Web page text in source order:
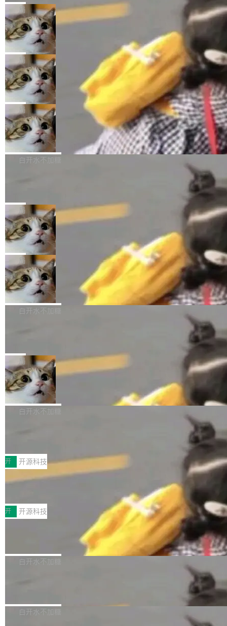
“启蒙老师”。 而今年，恰好是雷霄骅离世十周
年。FFmpeg 社区最终选择用一个大版本的名
字，留下了这份纪念。 雷霄骅曾是中国传媒大学
数字电视技术方向的博士生，长期从事视频、音
频技...
编写程序，目标是完成电商平台作者信息与商品
列表的数据匹配 —— 一项常规的数据处理任
务，最终却产生了 180 万美元的账单，实际支出
超出原定预算 860%。 更令人意外的是，该项目
最终并未成功落地，而高额算力消耗持续运行长
达 5 个月，公司直到财务对账时才察觉异常。这
意味着一个无人看管的 AI 程序，在近半年时间
里日夜不停地"烧钱"。 复盘显示，...
e CEO Clément Delangue 在 CNBC 的采访里
没有拐弯抹角。他说中国正在赢得 AI 竞赛，而
且按目前的速度，中国 AI 工具预计在今年底或
2027 年就能追上美国前沿实验室的水平。 Dela
ngue 把原因归结为一件事：开放协作。中国的
AI 开发者在一个共享和协作的生态里加速迭代，
而美国模型厂商在"闭门造车"。他的原话是 "buil
ding in silos"——各自为战，互不通气。 这个判
断从他嘴里说出来分量不同。Hugging Face 是
全球最大的开源 AI 平台，上面跑着上百万个模
型。谁在开源赛道上领先，...
局
当 AI agent 把源码变成了最好的扩展系
统，开发者工具必须开源
五年前，David Crawshaw 问过很多软件工程师
一个问题：你写过什么给自己用的程序？答案几
乎都是没有。工程师们整天用别人写的程序写程
序给别人用。偶尔有人自己写个博客系统、智能
家居控制、家庭实验室，都算稀奇事。 Crawsh
aw 是 Shelley 的作者，一个开源 AI coding age
nt。他最近在博客上写了一篇文章，核心论点很
简单：开发者工具必须开源。 理由不是传统的自
由软件情怀，而是一个跟 AI agent 直接相关的
技术判断。 两行 prompt 就能个性化任何软件 C
局
DeepSeek Harness 宣布内测邀请，全
网最大规模开源 Agent 路演现场诞生
一条内测招募帖，发出去的时候大概没人想到它
会变成一场开源 Agent 生态的路演。 8月1日，
DeepSeek Harness 团队负责人崔添翼（tiany
i）在 X 上发帖： 「如果你是 Agent Harness 相
关开源项目的开发者，希望参加 DeepSeek Har
ness 的内测，可以回复或私信联系我。请附上
Harness 负责把能力落到真实环境中——调用工
具、读写文件、管理上下文、处理错误、完成闭
环。崔添翼招人的标...
局
商汤 SenseNova U1.5-Lite-Preview
开源
商汤科技宣布面向社区开源轻量级统一多模态模
型的预览版本 SenseNova U1.5-Lite-Preview。
理解、推理、生成与编辑，还仅以 8B-MoT 的轻
量大小，将能力推进到4K、更精细的真实质感、
更复杂的视觉控制和可持续迭代编辑。 相比 U
1，U1.5-Lite-Preview 在以下方向上带来了显著
提升： 原生支持4K图像生成； 更精细的局部纹
理、细节与真实世界质感； 更准确的中英文文字
生成与复杂版式组织； 更稳定的图...
白开水不加糖
nap。这次是 hwctl——一个用来检查 Ubuntu
硬件认证状态的命令行工具。 Canonical 工程师
Alan Griffiths 在邮件列表中说得很直白：「hwc
tl 是一个 Ubuntu 专有的包，它和它的依赖项都
是 Ubuntu 专有的，不会用在其他发行版上。」
所以 deb 版本的受众实际上为零。既然只有 Ub
untu 用户在用，那用 snap 打包就没什么可纠结
的。 从 deb 到 snap 的迁移路径 hwctl 是 rust-
hwlib 硬件 API 库的一部分，命令行工具负责查
局
Dario Amodei 担心新人来 Anthropic
只为金钱，不为使命
顶级 AI 研究员在两家公司之间来回跳，中间只
隔了几天。 Lilian Weng 上周刚宣布因健康原因
离开 Thinking Machines Lab，说自己作为联合
创始人的角色「太累了」。几天后，The Inform
ation 就曝出她将重回 OpenAI，负责递归自我
改进方向的研究。她是 Thinking Machines 过
一在人才争夺战中失血的公司。六月，Google
连失两员大将：Noam Shazeer 去了 Op...
局
FFmpeg 9.0 发布
FFmpeg 9.0 现已发布，包含多项改进。官方更
新日志列出的 9.0 版本主要更新内容如下： 扩
er HE-AAC 960 解码 (DAB+) transpose_cuda
filter 添加 AMF Frame Rate Converter (vf_frc
_amf) filter SMPTE 2094-50 元数据支持和直
通 ProRes RAW VideoToolbox 硬件加速器 AP
V ...
白开水不加糖
Code 在 X 上发帖：「DeepSeek Flash did 8T
tokens on August 1st. 5T of free usage + 3T
on OpenCode Go.」79.8 万次浏览，连带着 #
DeepSeek一天消耗了8万亿# 上了微博热搜——
注意这是 OpenCode 一家的消耗。 OpenCode
不完。」5T 来自免费额度，3T 来自 Go...
局
NetBSD 11.0 正式发布
NetBSD 11.0 现已正式发布，这是 NetBSD 操
作系统的第十八个主要版本。 自 NetBSD 10.1
ve JH71XX 的设备，例如 VisionFive 2、PINE
64 STAR64，以及 QEMU。 增强了对 POSIX.1
-2024 和 C23 编程接口标准的兼容性。 compat
_linux(8) 增强了对 Linux 系统调用的支持，包
括 epoll（围绕 kqueue 实现）、POSIX 消息队
列、...
白开水不加糖
案
享会在上海举办。鸿蒙生态的全场景智慧营销平
台鲸鸿动能协同华为游戏中心，面向游戏行业开
发者及生态伙伴，系统呈现了平台在游戏领域的
完整能力版图——从IAP高价值用户的全周期经
营、到IAA游戏的“买变一体”正循环、再到联运与
广告协同的全链路经营闭环，以及面向全球市场
的出海增长布局。 华为终端云业务商业化销售负
责人在开场致辞中表示，游戏开发者的核心诉求
已不再是“多一个投放渠道”，而是一套能够持续
高质量游戏...
开 开源科技
技嘉X3D系列再添新成员 B850 AORU
面向AMD Ryzen X3D处理器玩家，技嘉X3D系
列主板阵容迎来新成员——B850 AORUS ELITE
X3D。作为面向主流高性能平台打造的全新主板
产品，B850 AORUS ELITE X3D延续技嘉在X3
D平台优化上的技术积累，旨在为游戏玩家带来
更稳定、更高效的装机选择。 B850 AORUS ELI
式2.0，可根据不同使用场景释放处理器潜力，
开 开源科技
Zadig v5.0 发布：AI 发布专员与 AI 审
我们团队这几天最大的卡点不是 AI 写得不够
好，是 AI 写得太好了。 好到审查排期从两天的
过 1528 名开发者，85% 说 AI 把瓶颈从写代码
白开水不加糖
数据库，有一个图形后端。作为一个原生的 Gra
白开水不加糖